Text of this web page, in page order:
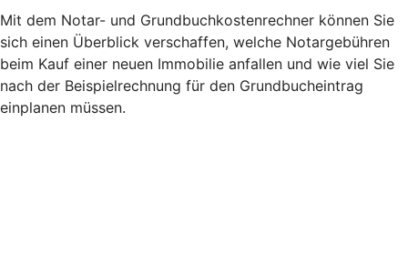
Mit dem Notar- und Grundbuchkostenrechner können Sie
sich einen Überblick verschaffen, welche Notargebühren
beim Kauf einer neuen Immobilie anfallen und wie viel Sie
nach der Beispielrechnung für den Grundbucheintrag
einplanen müssen.